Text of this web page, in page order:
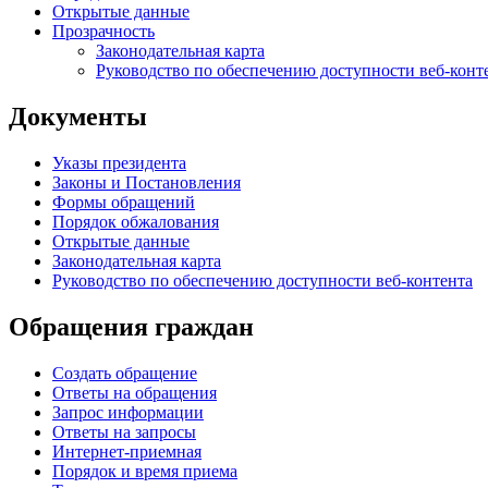
Открытые данные
Прозрачность
Законодательная карта
Руководство по обеспечению доступности веб-
Документы
Указы президента
Законы и Постановления
Формы обращений
Порядок обжалования
Открытые данные
Законодательная карта
Руководство по обеспечению доступности веб-контента
Обращения граждан
Создать обращение
Ответы на обращения
Запрос информации
Ответы на запросы
Интернет-приемная
Порядок и время приема